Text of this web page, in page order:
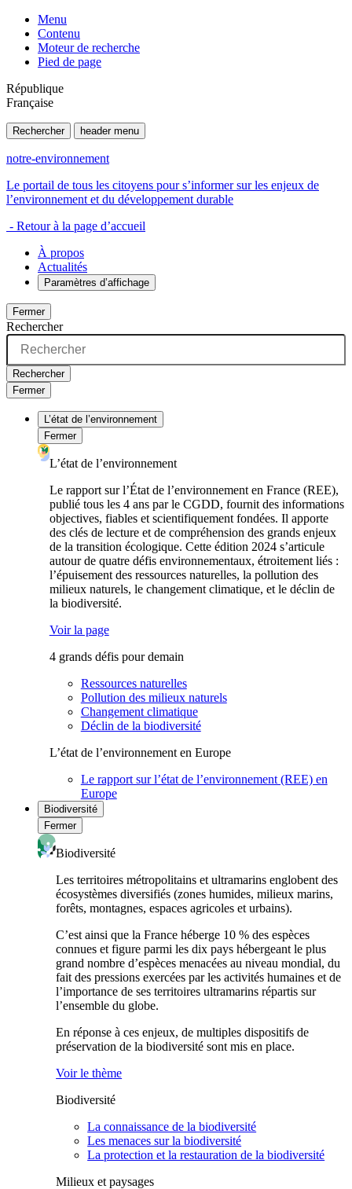
Menu
Contenu
Moteur de recherche
Pied de page
République
Française
Rechercher header menu
notre-environnement
Le portail de tous les citoyens pour s’informer sur les enjeux de
l’environnement et du développement durable
- Retour à la page d’accueil
À propos
Actualités
Paramètres d’affichage
Fermer
Rechercher
Rechercher
Fermer
L’état de l’environnement
Fermer
L’état de l’environnement
Le rapport sur l’État de l’environnement en France (REE),
publié tous les 4 ans par le CGDD, fournit des informations
objectives, fiables et scientifiquement fondées. Il apporte
des clés de lecture et de compréhension des grands enjeux
de la transition écologique. Cette édition 2024 s’articule
autour de quatre défis environnementaux, étroitement liés :
l’épuisement des ressources naturelles, la pollution des
milieux naturels, le changement climatique, et le déclin de
la biodiversité.
Voir la page
4 grands défis pour demain
Ressources naturelles
Pollution des milieux naturels
Changement climatique
Déclin de la biodiversité
L’état de l’environnement en Europe
Le rapport sur l’état de l’environnement (REE) en
Europe
Biodiversité
Fermer
Biodiversité
Les territoires métropolitains et ultramarins englobent des
écosystèmes diversifiés (zones humides, milieux marins,
forêts, montagnes, espaces agricoles et urbains).
C’est ainsi que la France héberge 10 % des espèces
connues et figure parmi les dix pays hébergeant le plus
grand nombre d’espèces menacées au niveau mondial, du
fait des pressions exercées par les activités humaines et de
l’importance de ses territoires ultramarins répartis sur
l’ensemble du globe.
En réponse à ces enjeux, de multiples dispositifs de
préservation de la biodiversité sont mis en place.
Voir le thème
Biodiversité
La connaissance de la biodiversité
Les menaces sur la biodiversité
La protection et la restauration de la biodiversité
Milieux et paysages